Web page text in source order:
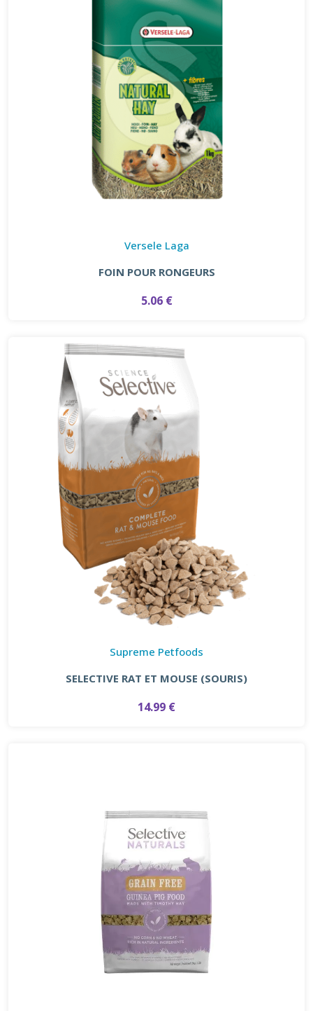
Versele Laga
FOIN POUR RONGEURS
5.06 €
Supreme Petfoods
SELECTIVE RAT ET MOUSE (SOURIS)
14.99 €